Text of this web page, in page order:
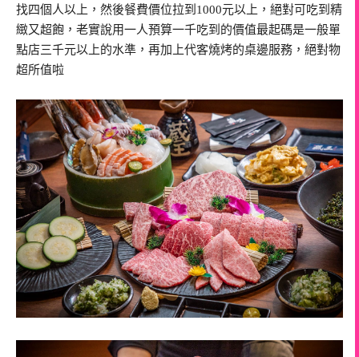
找四個人以上，然後餐費價位拉到1000元以上，絕對可吃到精
緻又超飽，老實說用一人預算一千吃到的價值最起碼是一般單
點店三千元以上的水準，再加上代客燒烤的桌邊服務，絕對物
超所值啦